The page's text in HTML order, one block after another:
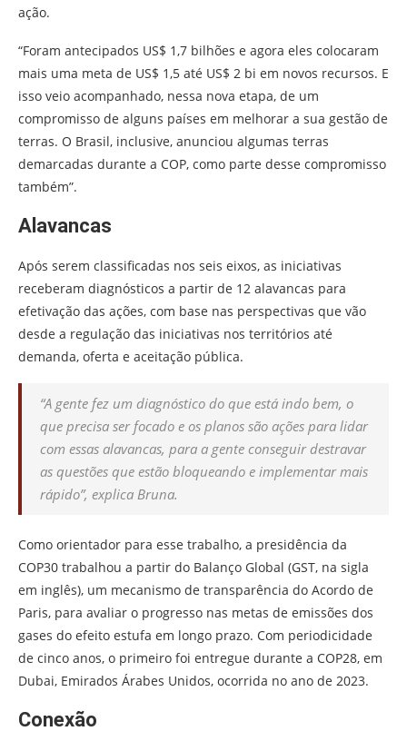
ação.
“Foram antecipados US$ 1,7 bilhões e agora eles colocaram
mais uma meta de US$ 1,5 até US$ 2 bi em novos recursos. E
isso veio acompanhado, nessa nova etapa, de um
compromisso de alguns países em melhorar a sua gestão de
terras. O Brasil, inclusive, anunciou algumas terras
demarcadas durante a COP, como parte desse compromisso
também”.
Alavancas
Após serem classificadas nos seis eixos, as iniciativas
receberam diagnósticos a partir de 12 alavancas para
efetivação das ações, com base nas perspectivas que vão
desde a regulação das iniciativas nos territórios até
demanda, oferta e aceitação pública.
“A gente fez um diagnóstico do que está indo bem, o
que precisa ser focado e os planos são ações para lidar
com essas alavancas, para a gente conseguir destravar
as questões que estão bloqueando e implementar mais
rápido”, explica Bruna.
Como orientador para esse trabalho, a presidência da
COP30 trabalhou a partir do Balanço Global (GST, na sigla
em inglês), um mecanismo de transparência do Acordo de
Paris, para avaliar o progresso nas metas de emissões dos
gases do efeito estufa em longo prazo. Com periodicidade
de cinco anos, o primeiro foi entregue durante a COP28, em
Dubai, Emirados Árabes Unidos, ocorrida no ano de 2023.
Conexão